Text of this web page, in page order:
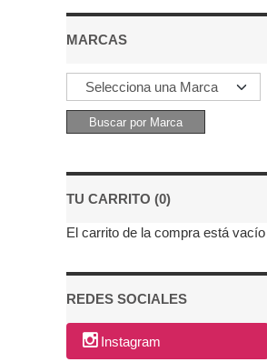
MARCAS
TU CARRITO (0)
El carrito de la compra está vacío
REDES SOCIALES
Instagram